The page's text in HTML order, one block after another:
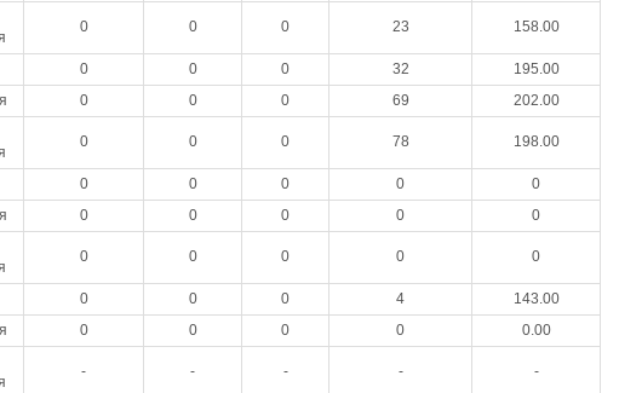
0 0 0 23 158.00
0 0 0 32
195.00
0 0 0 69
202.00
0 0 0 78 198.00
0 0 0 0
0
0 0 0 0
0
0 0 0 0 0
0 0 0 4
143.00
0 0 0 0
0.00
- - - - -